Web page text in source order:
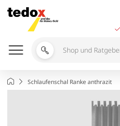
Inhalt
springen
Shop
Ratgeber
durchsuchen
StartseiteSchlaufenschal Ranke anthrazit